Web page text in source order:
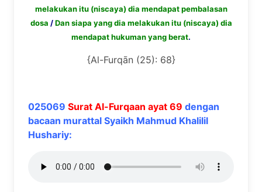
melakukan itu (niscaya) dia mendapat pembalasan
dosa /Dan siapa yang dia melakukan itu (niscaya) dia
mendapat hukuman yang berat.
{Al-Furqān (25): 68}
025069 Surat Al-Furqaan ayat 69 dengan
bacaan murattal Syaikh Mahmud Khalilil
Hushariy: